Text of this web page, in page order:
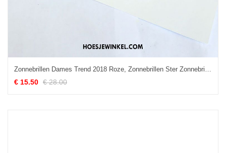
Zonnebrillen Dames Trend 2018 Roze, Zonnebrillen Ster Zonnebril Rot
€ 15.50 € 28.00